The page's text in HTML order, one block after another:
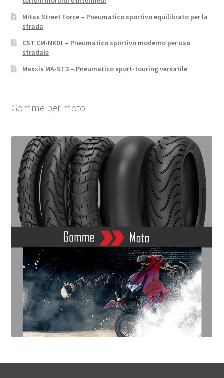
Mitas Street Force – Pneumatico sportivo equilibrato per la
strada
CST CM-NK01 – Pneumatico sportivo moderno per uso
stradale
Maxxis MA-ST3 – Pneumatico sport-touring versatile
Gomme per moto